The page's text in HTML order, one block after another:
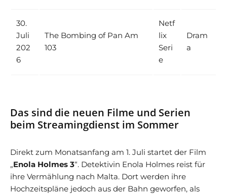
30.
Juli
202
6
The Bombing of Pan Am
103
Netf
lix
Seri
e
Dram
a
Das sind die neuen Filme und Serien
beim Streamingdienst im Sommer
Direkt zum Monatsanfang am 1. Juli startet der Film
„Enola Holmes 3“. Detektivin Enola Holmes reist für
ihre Vermählung nach Malta. Dort werden ihre
Hochzeitspläne jedoch aus der Bahn geworfen, als